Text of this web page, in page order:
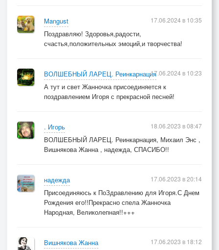
Mangust
Поздравляю! Здоровья,радости,
счастья,положительных эмоций,и творчества!
17.06.2024 в 10:35
ВОЛШЕБНЫЙ ЛАРЕЦ. Реинкарнация
А тут и свет Жанночка присоединяется к
поздравлением Игоря с прекрасной песней!
17.06.2024 в 10:23
. Игорь
ВОЛШЕБНЫЙ ЛАРЕЦ. Реинкарнация, Михаил Энс ,
Вишнякова Жанна , надежда, СПАСИБО!!
18.06.2023 в 08:47
надежда
Присоединяюсь к ПоЗдравлению для Игоря.С Днем
Рождения его!!Прекрасно спела Жанночка
Народная, Великолепная!!+++
17.06.2023 в 20:14
Вишнякова Жанна
17.06.2023 в 18:12